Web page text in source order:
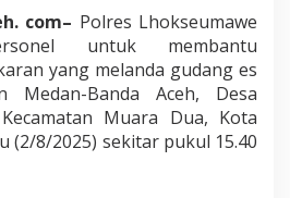
com– Polres Lhokseumawe
untuk membantu
yang melanda gudang es
Banda Aceh, Desa
Muara Dua, Kota
(2/8/2025) sekitar pukul 15.40